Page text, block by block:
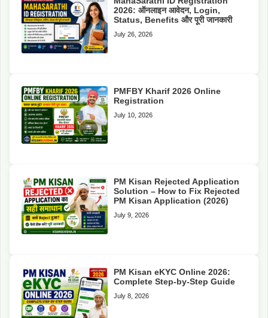
2026: ऑनलाइन आवेदन, Login,
Status, Benefits और पूरी जानकारी
July 26, 2026
PMFBY Kharif 2026 Online
Registration
July 10, 2026
PM Kisan Rejected Application
Solution – How to Fix Rejected
PM Kisan Application (2026)
July 9, 2026
PM Kisan eKYC Online 2026:
Complete Step-by-Step Guide
July 8, 2026